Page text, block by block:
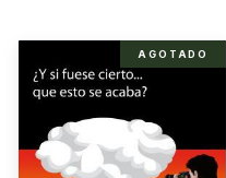
AGOTADO